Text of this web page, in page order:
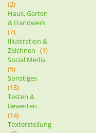
(2)
Haus, Garten
& Handwerk
(7)
Illustration &
Zeichnen (1)
Social Media
(5)
Sonstiges
(13)
Testen &
Bewerten
(14)
Texterstellung